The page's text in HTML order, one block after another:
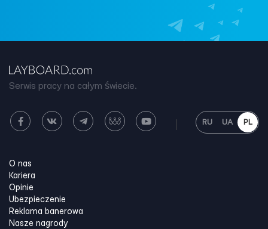
Serwis pracy na całym świecie.
RU UA PL
O nas
Kariera
Opinie
Ubezpieczenie
Reklama banerowa
Nasze nagrody